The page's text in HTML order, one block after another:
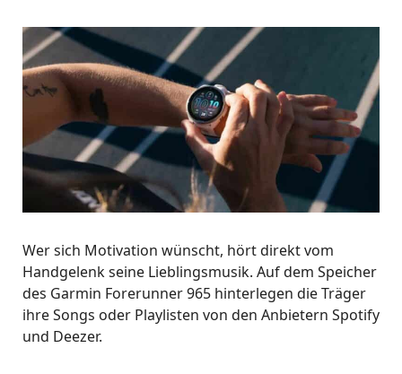
Wer sich Motivation wünscht, hört direkt vom
Handgelenk seine Lieblingsmusik. Auf dem Speicher
des Garmin Forerunner 965 hinterlegen die Träger
ihre Songs oder Playlisten von den Anbietern Spotify
und Deezer.